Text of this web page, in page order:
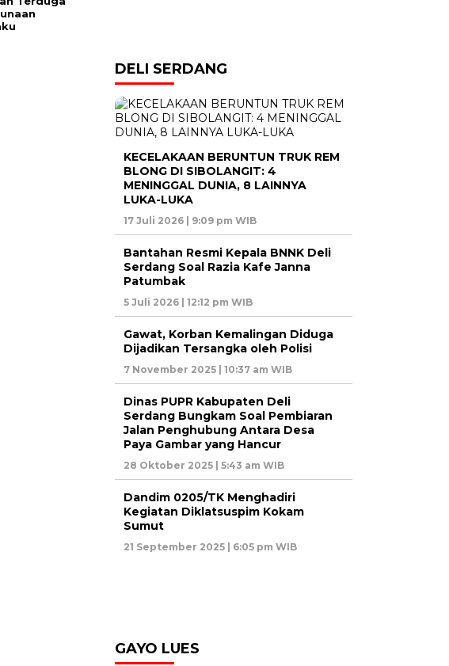
DELI SERDANG
KECELAKAAN BERUNTUN TRUK REM
BLONG DI SIBOLANGIT: 4
MENINGGAL DUNIA, 8 LAINNYA
LUKA-LUKA
17 Juli 2026 | 9:09 pm WIB
Bantahan Resmi Kepala BNNK Deli
Serdang Soal Razia Kafe Janna
Patumbak
5 Juli 2026 | 12:12 pm WIB
Gawat, Korban Kemalingan Diduga
Dijadikan Tersangka oleh Polisi
7 November 2025 | 10:37 am WIB
Dinas PUPR Kabupaten Deli
Serdang Bungkam Soal Pembiaran
Jalan Penghubung Antara Desa
Paya Gambar yang Hancur
28 Oktober 2025 | 5:43 am WIB
Dandim 0205/TK Menghadiri
Kegiatan Diklatsuspim Kokam
Sumut
21 September 2025 | 6:05 pm WIB
GAYO LUES